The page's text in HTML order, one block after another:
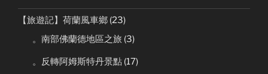
【旅遊記】荷蘭風車鄉 (23)
。南部佛蘭德地區之旅 (3)
。反轉阿姆斯特丹景點 (17)